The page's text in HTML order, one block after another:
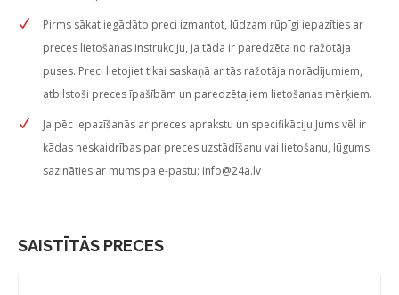
Pirms sākat iegādāto preci izmantot, lūdzam rūpīgi iepazīties ar
preces lietošanas instrukciju, ja tāda ir paredzēta no ražotāja
puses. Preci lietojiet tikai saskaņā ar tās ražotāja norādījumiem,
atbilstoši preces īpašībām un paredzētajiem lietošanas mērķiem.
Ja pēc iepazīšanās ar preces aprakstu un specifikāciju Jums vēl ir
kādas neskaidrības par preces uzstādīšanu vai lietošanu, lūgums
sazināties ar mums pa e-pastu: info@24a.lv
SAISTĪTĀS PRECES